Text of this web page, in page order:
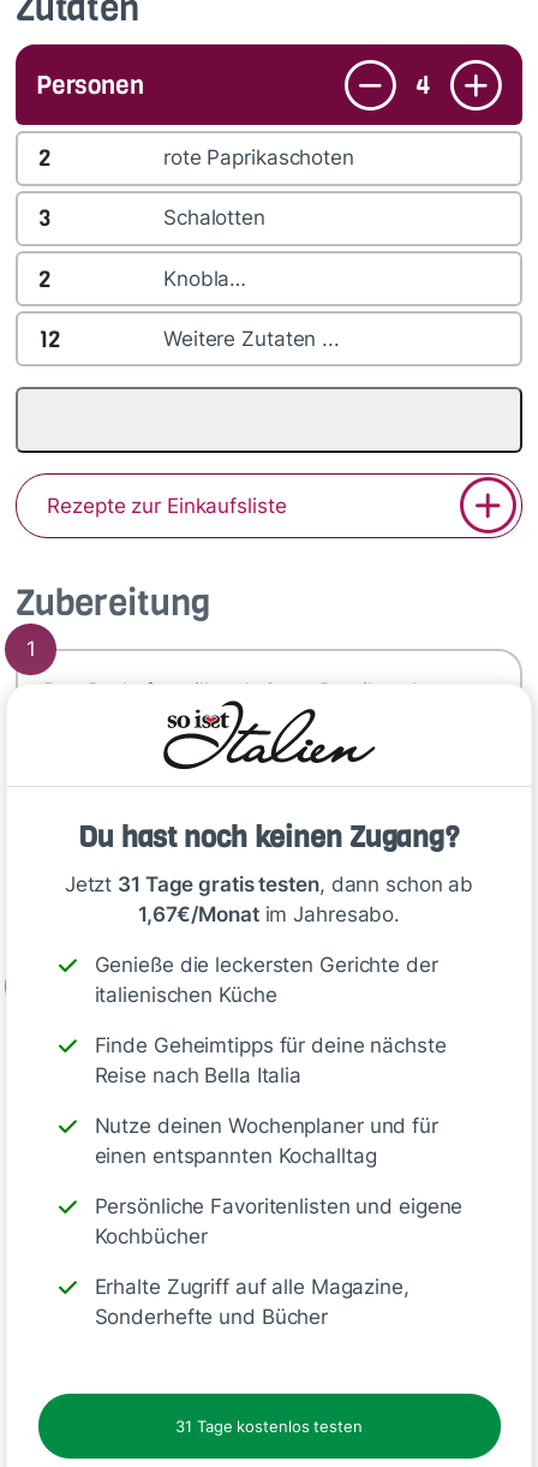
Du hast noch keinen Zugang?
Jetzt 31 Tage gratis testen, dann schon ab
1,67€/Monatim Jahresabo.
Genieße die leckersten Gerichte der
italienischen Küche
Finde Geheimtipps für deine nächste
Reise nach Bella Italia
Nutze deinen Wochenplaner und für
einen entspannten Kochalltag
Persönliche Favoritenlisten und eigene
Kochbücher
Erhalte Zugriff auf alle Magazine,
Sonderhefte und Bücher
31 Tage kostenlos testen
Zubereitung
1
Den Backofengrill vorheizen. Paprikaschoten
waschen und trocken tupfen, dann vierteln,
entkernen und mit der Hautseite nach oben
auf ein mit Backpapier belegtes Blech setzen.
Haut schwarze Blasen wirft. Herausnehmen,
mit einem feuchten Küchenhandtuch abdecken
und abkühlen lassen.
Deine Notizen
Kommentare
Personen 4
2 rote Paprikaschoten
3 Schalotten
2 Knobla…
12 Weitere Zutaten ...
Rezepte zur Einkaufsliste